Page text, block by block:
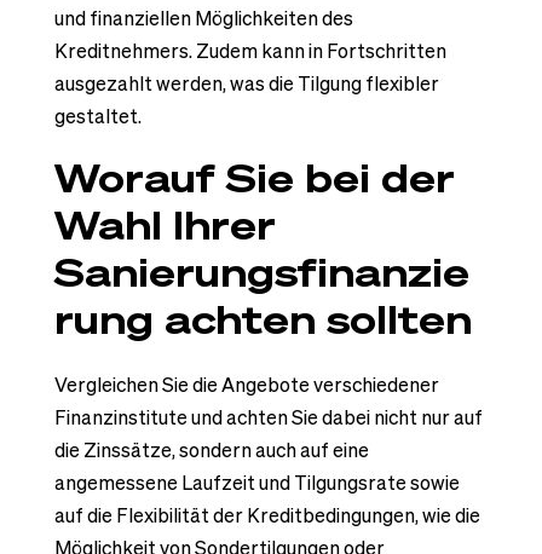
und finanziellen Möglichkeiten des
Kreditnehmers. Zudem kann in Fortschritten
ausgezahlt werden, was die Tilgung flexibler
gestaltet.
Worauf Sie bei der
Wahl Ihrer
Sanierungsfinanzie
rung achten sollten
Vergleichen Sie die Angebote verschiedener
Finanzinstitute und achten Sie dabei nicht nur auf
die Zinssätze, sondern auch auf eine
angemessene Laufzeit und Tilgungsrate sowie
auf die Flexibilität der Kreditbedingungen, wie die
Möglichkeit von Sondertilgungen oder